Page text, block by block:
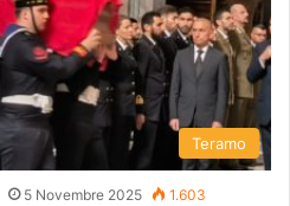
Teramo
5 Novembre 2025 1.603